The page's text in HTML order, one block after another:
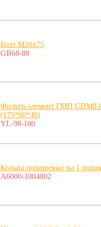
Болт M20x75
GB68-88
Фильтр-элемент ГМП
(175*80*40)
YL-98-100
Кольца поршневые на 1
A6000-1004002